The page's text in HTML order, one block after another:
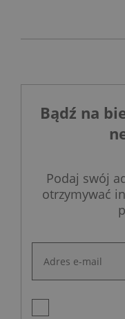
oparciu o
szklany
uruchamiany
gestem.
Bądź na
Podaj swój
otrzymywać